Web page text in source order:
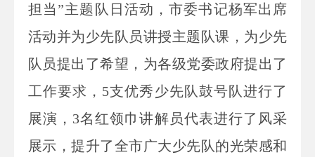
担当”主题队日活动，市委书记杨军出席
活动并为少先队员讲授主题队课，为少先
队员提出了希望，为各级党委政府提出了
工作要求，5支优秀少先队鼓号队进行了
展演，3名红领巾讲解员代表进行了风采
展示，提升了全市广大少先队的光荣感和